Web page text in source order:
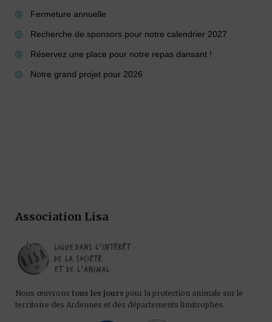
Fermeture annuelle
Recherche de sponsors pour notre calendrier 2027
Réservez une place pour notre repas dansant !
Notre grand projet pour 2026
Association Lisa
Nous œuvrons tous les jours pour la protection animale sur le
territoire des Ardennes et des départements limitrophes.